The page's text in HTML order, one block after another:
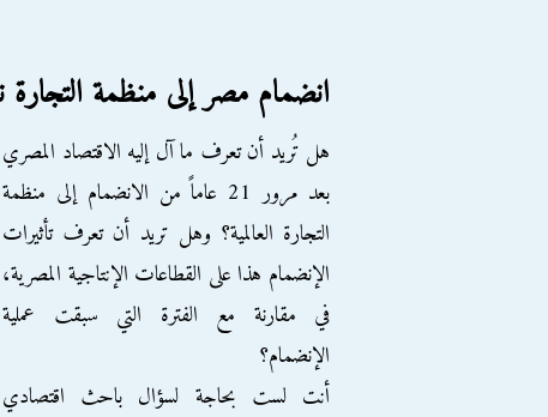
انضمام مصر إلى منظمة التجارة
هل تُريد أن تعرف ما آل إليه الاقتصاد المصري
بعد مرور 21 عاماً من الانضمام إلى منظمة
التجارة العالمية؟ وهل تريد أن تعرف تأثيرات
الإنضمام هذا على القطاعات الإنتاجية المصرية،
في مقارنة مع الفترة التي سبقت عملية
الإنضمام؟
أنت لست بحاجة لسؤال باحث اقتصادي